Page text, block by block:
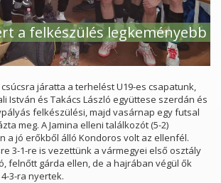
a felkészülés legkeményebb
járatta a terhelést U19-es csapatunk,
István és Takács László együttese szerdán és
felkészülési, majd vasárnap egy futsal
meg. A Jamina elleni találkozót (5-2)
a jó erőkből álló Kondoros volt az ellenfél.
3-1-re is vezettünk a vármegyei első osztály
felnőtt gárda ellen, de a hajrában végül ők
3-ra nyertek.